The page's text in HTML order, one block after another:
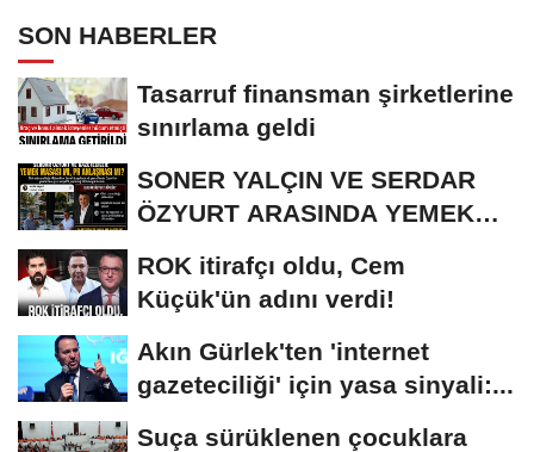
SON HABERLER
Tasarruf finansman şirketlerine
sınırlama geldi
SONER YALÇIN VE SERDAR
ÖZYURT ARASINDA YEMEK
ROK itirafçı oldu, Cem
Küçük'ün adını verdi!
Akın Gürlek'ten 'internet
gazeteciliği' için yasa sinyali:...
Suça sürüklenen çocuklara